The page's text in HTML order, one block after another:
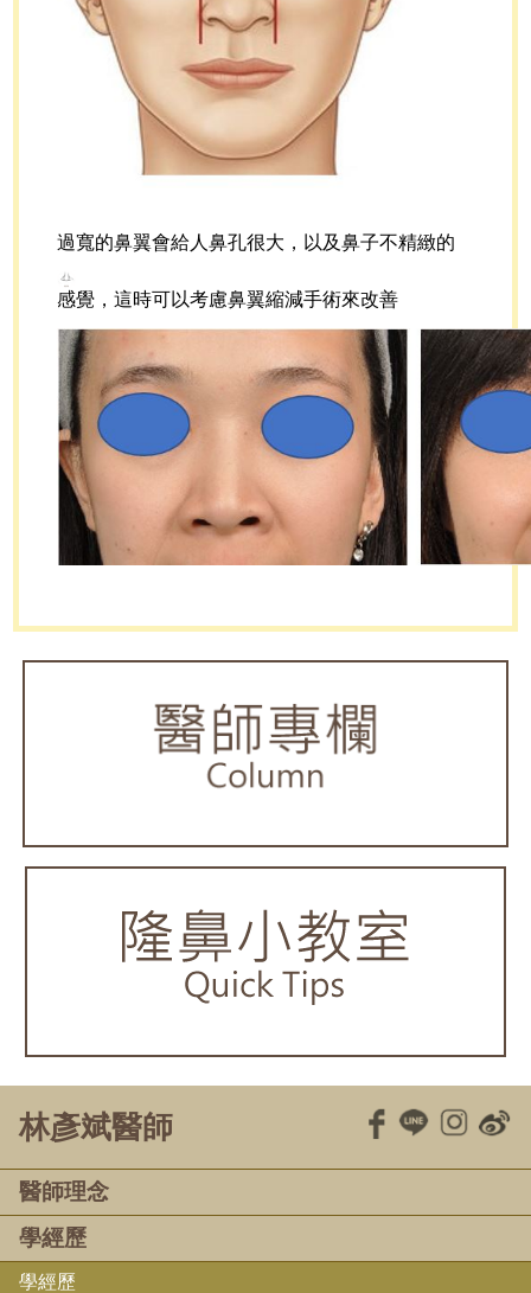
過寬的鼻翼會給人鼻孔很大，以及鼻子不精緻的
感覺，這時可以考慮鼻翼縮減手術來改善
林彥斌醫師
醫師理念
學經歷
學經歷